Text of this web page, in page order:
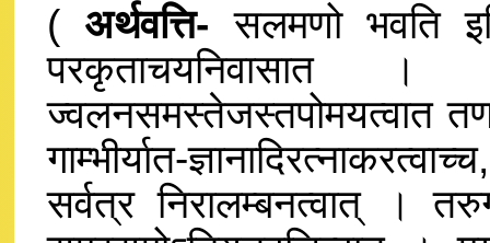
( अर्थवत्ति- सलमणो भवति
परकृताचयनिवासात ।
ज्वलनसमस्तेजस्तपोमयत्वात
गाम्भीर्यात-
सर्वत्र निरालम्बनत्वात् ।